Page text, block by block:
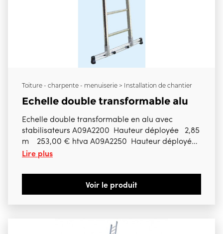
Toiture - charpente - menuiserie > Installation de chantier
Echelle double transformable alu
Echelle double transformable en alu avec
stabilisateurs A09A2200 Hauteur déployée 2,85
m 253,00 € htva A09A2250 Hauteur déployée
4,12 m 299,00 € htva A09A2300 Hauteur
Hauteur déployée 5,86 m 427,00 € htva
Lire plus
Voir le produit